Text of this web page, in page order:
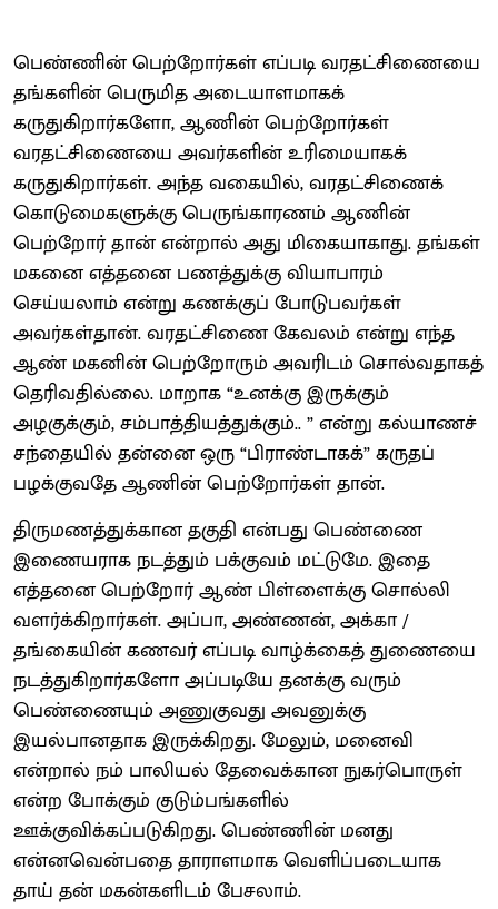
பெண்ணின் பெற்றோர்கள் எப்படி வரதட்சிணையை
தங்களின் பெருமித அடையாளமாகக்
கருதுகிறார்களோ, ஆணின் பெற்றோர்கள்
வரதட்சிணையை அவர்களின் உரிமையாகக்
கருதுகிறார்கள். அந்த வகையில், வரதட்சிணைக்
கொடுமைகளுக்கு பெருங்காரணம் ஆணின்
பெற்றோர் தான் என்றால் அது மிகையாகாது. தங்கள்
மகனை எத்தனை பணத்துக்கு வியாபாரம்
செய்யலாம் என்று கணக்குப் போடுபவர்கள்
அவர்கள்தான். வரதட்சிணை கேவலம் என்று எந்த
ஆண் மகனின் பெற்றோரும் அவரிடம் சொல்வதாகத்
தெரிவதில்லை. மாறாக “உனக்கு இருக்கும்
அழகுக்கும், சம்பாத்தியத்துக்கும்.. ” என்று கல்யாணச்
சந்தையில் தன்னை ஒரு “பிராண்டாகக்” கருதப்
பழக்குவதே ஆணின் பெற்றோர்கள் தான்.
திருமணத்துக்கான தகுதி என்பது பெண்ணை
இணையராக நடத்தும் பக்குவம் மட்டுமே. இதை
எத்தனை பெற்றோர் ஆண் பிள்ளைக்கு சொல்லி
வளர்க்கிறார்கள். அப்பா, அண்ணன், அக்கா /
தங்கையின் கணவர் எப்படி வாழ்க்கைத் துணையை
நடத்துகிறார்களோ அப்படியே தனக்கு வரும்
பெண்ணையும் அணுகுவது அவனுக்கு
இயல்பானதாக இருக்கிறது. மேலும், மனைவி
என்றால் நம் பாலியல் தேவைக்கான நுகர்பொருள்
என்ற போக்கும் குடும்பங்களில்
ஊக்குவிக்கப்படுகிறது. பெண்ணின் மனது
என்னவென்பதை தாராளமாக வெளிப்படையாக
தாய் தன் மகன்களிடம் பேசலாம்.